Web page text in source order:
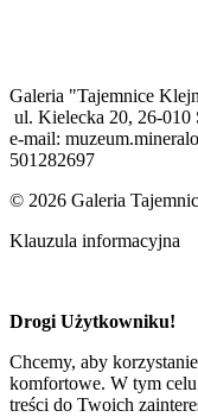
Galeria "Tajemnice
ul. Kielecka 20, 26-010
e-mail:
501282697
© 2026 Galeria
Klauzula informacyjna
Drogi Użytkowniku!
Chcemy, aby
komfortowe. W tym celu
treści do Twoich